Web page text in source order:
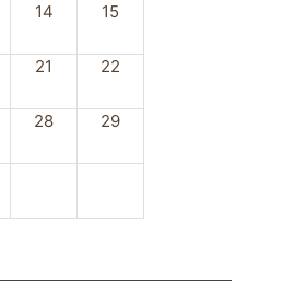
14 15
21 22
28 29